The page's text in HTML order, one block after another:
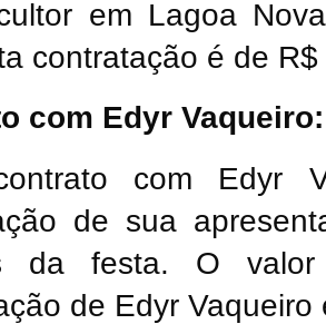
em Lagoa
contratação é de
com Edyr Vaqueiro:
com Edyr
de sua
da festa. O
de Edyr